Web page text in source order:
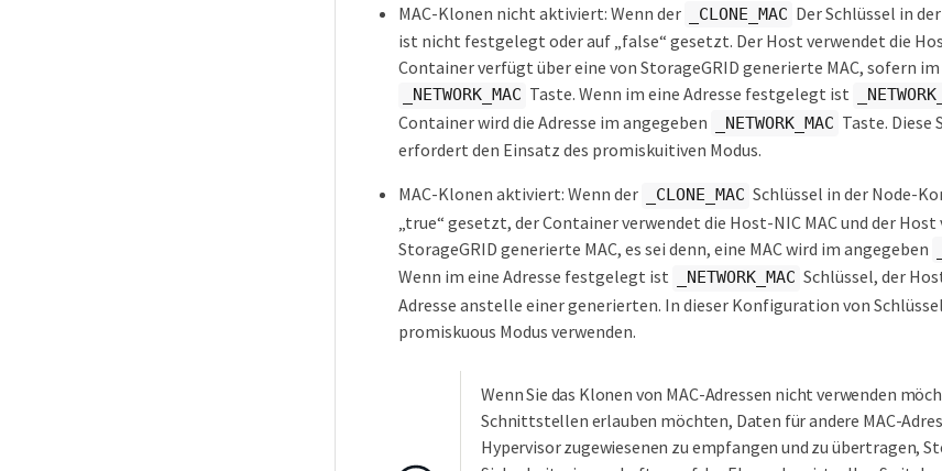
MAC-Klonen nicht aktiviert: Wenn der
_CLONE_MAC Der Schlüssel in
ist nicht festgelegt oder auf „false“ gesetzt. Der Host verwendet die
Container verfügt über eine von StorageGRID generierte MAC, sofern
_NETWORK_MAC Taste. Wenn im eine Adresse festgelegt ist
Container wird die Adresse im angegeben
_NETWORK_MAC Taste.
erfordert den Einsatz des promiskuitiven Modus.
MAC-Klonen aktiviert: Wenn der
_CLONE_MAC Schlüssel in der Node-
„true“ gesetzt, der Container verwendet die Host-NIC MAC und der
StorageGRID generierte MAC, es sei denn, eine MAC wird im angegeben
Wenn im eine Adresse festgelegt ist
_NETWORK_MAC Schlüssel, der
Adresse anstelle einer generierten. In dieser Konfiguration von
promiskuous Modus verwenden.
Wenn Sie das Klonen von MAC-Adressen nicht verwenden
Schnittstellen erlauben möchten, Daten für andere MAC-
Hypervisor zugewiesenen zu empfangen und zu übertragen,